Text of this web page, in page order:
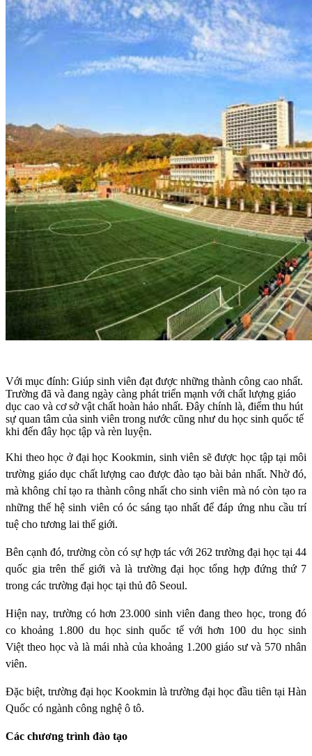
Với mục đính: Giúp sinh viên đạt được những thành công cao nhất.
Trường đã và đang ngày càng phát triển mạnh với chất lượng giáo
dục cao và cơ sở vật chất hoàn hảo nhất. Đây chính là, điểm thu hút
sự quan tâm của sinh viên trong nước cũng như du học sinh quốc tế
khi đến đây học tập và rèn luyện.
Khi theo học ở đại học Kookmin, sinh viên sẽ được học tập tại môi
trường giáo dục chất lượng cao được đào tạo bài bản nhất. Nhờ đó,
mà không chỉ tạo ra thành công nhất cho sinh viên mà nó còn tạo ra
những thế hệ sinh viên có óc sáng tạo nhất để đáp ứng nhu cầu trí
tuệ cho tương lai thế giới.
Bên cạnh đó, trường còn có sự hợp tác với 262 trường đại học tại 44
quốc gia trên thế giới và là trường đại học tổng hợp đứng thứ 7
trong các trường đại học tại thủ đô Seoul.
Hiện nay, trường có hơn 23.000 sinh viên đang theo học, trong đó
co khoảng 1.800 du học sinh quốc tế với hơn 100 du học sinh
Việt theo học và là mái nhà của khoảng 1.200 giáo sư và 570 nhân
viên.
Đặc biệt, trường đại học Kookmin là trường đại học đầu tiên tại Hàn
Quốc có ngành công nghệ ô tô.
Các chương trình đào tạo